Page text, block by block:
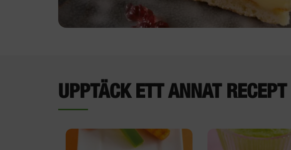
UPPTÄCK ETT ANNAT RECEPT